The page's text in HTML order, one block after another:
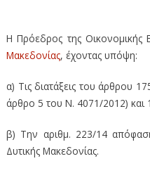
Η Πρόεδρος της Οικονομικής
Μακεδονίας, έχοντας υπόψη:
α) Τις διατάξεις του άρθρου
άρθρο 5 του Ν. 4071/2012)
β) Την αριθμ. 223/14
Δυτικής Μακεδονίας.